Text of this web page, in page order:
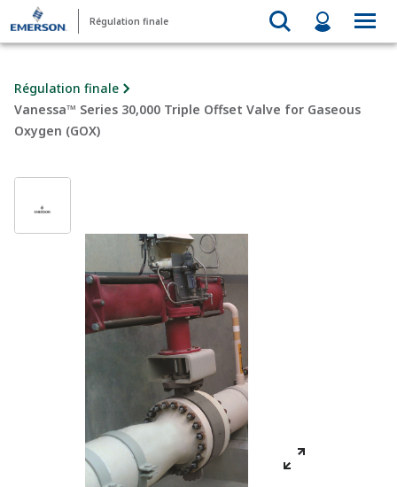
Régulation finale
Régulation finale
Vanessa™ Series 30,000 Triple Offset Valve for Gaseous
Oxygen (GOX)